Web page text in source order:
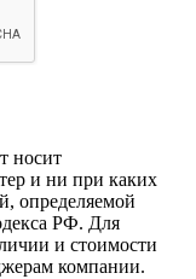
носит
и ни при каких
определяемой
РФ. Для
и стоимости
компании.